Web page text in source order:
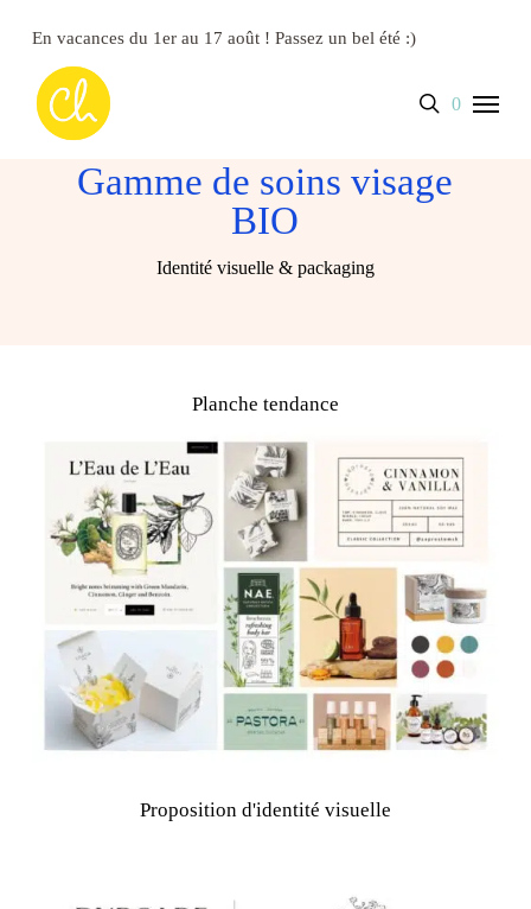
content
En vacances du 1er au 17 août ! Passez un bel été :)
search
account
0
Menu
Panier Close
Cart
Gamme de soins visage
BIO
Identité visuelle & packaging
Planche tendance
Proposition d'identité visuelle